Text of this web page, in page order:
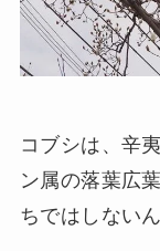
コブシは、辛
ン属の落葉広
ちではしない